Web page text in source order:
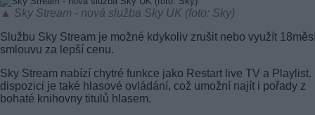
▲ Sky Stream - nová služba Sky UK (foto: Sky)
Službu Sky Stream je možné kdykoliv zrušit nebo využít
smlouvu za lepší cenu.
Sky Stream nabízí chytré funkce jako Restart live TV a Playlist.
dispozici je také hlasové ovládání, což umožní najít i pořady z
bohaté knihovny titulů hlasem.